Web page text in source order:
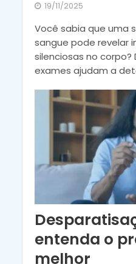
19/11/2025
Você sabia que uma
sangue pode revelar
silenciosas no corpo?
exames ajudam a
entenda o
melhor